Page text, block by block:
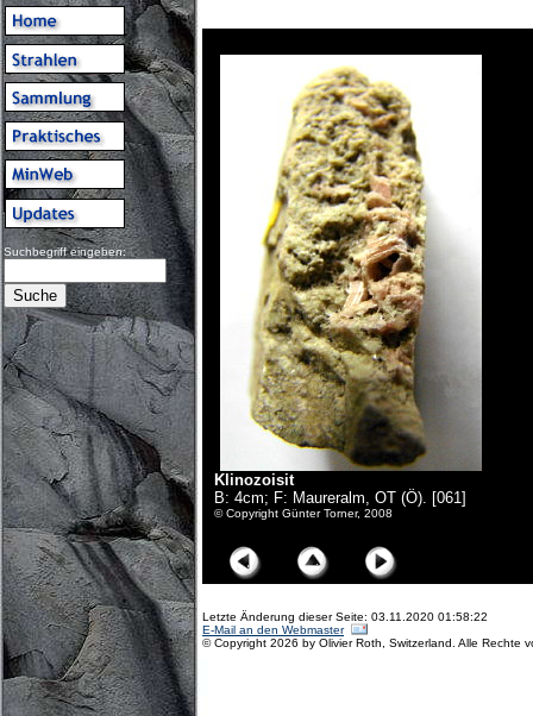
Suchbegriff eingeben:
Klinozoisit
B: 4cm; F: Maureralm, OT (Ö). [061]
© Copyright Günter Torner, 2008
Letzte Änderung dieser Seite: 03.11.2020 01:58:22
E-Mail an den Webmaster
© Copyright 2026 by Olivier Roth, Switzerland. Alle Rechte